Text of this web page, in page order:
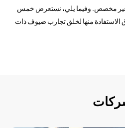
غير مخصص. وفيما يلي، نستعرض خمس
منها لخلق تجارب ضيوف ذات